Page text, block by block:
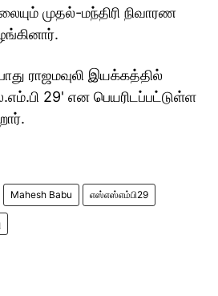
முதல்-மந்திரி நிவாரண
ராஜமவுலி இயக்கத்தில்
29' என பெயரிடப்பட்டுள்ள
Mahesh Babu எஸ்எஸ்எம்பி29